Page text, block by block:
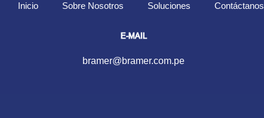
Inicio Sobre Nosotros Soluciones Contáctanos
E-MAIL
bramer@bramer.com.pe